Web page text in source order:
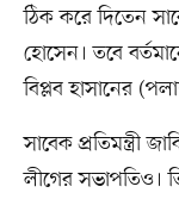
ঠিক করে দিতেন
হোসেন। তবে
বিপ্লব হাসানের
সাবেক প্রতিমন্ত্রী
লীগের সভাপতিও।